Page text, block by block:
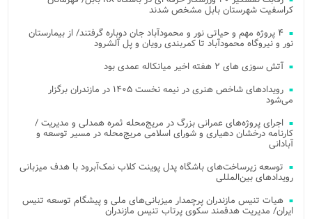
کراسفیت شهرستان بابل مشخص شدند
۴ پروژه مهم و حیاتی نور و محمودآباد جان دوباره گرفتند/ از بیمارستان
نور و نیروگاه محمودآباد تا کمربندی رویان و پل آلشرود
آتش‌ سوزی‌ های ۲ هفته اخیر میانکاله عمدی بود
رویدادهای شاخص هنری در نیمه نخست ۱۴۰۵ در مازندران برگزار
می‌شود
اجرای پروژه‌های عمرانی بزرگ در مریج‌محله ثمره همدلی و مدیریت /
کارنامه درخشان دهیاری و شورای اسلامی مریج‌محله در مسیر توسعه و
آبادانی
توسعه زیرساخت‌های باشگاه پدل پوینت کلاب نمک‌آبرود با هدف میزبانی
رویدادهای بین‌المللی
هیات تنیس مازندران پرچمدار میزبانی‌های ملی و پیشگام توسعه تنیس
ایران/ مدیریت هدفمند سکوی پرتاب تنیس مازندران